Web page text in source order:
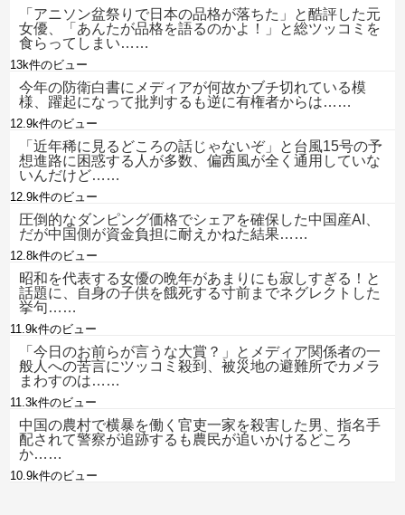
「アニソン盆祭りで日本の品格が落ちた」と酷評した元
女優、「あんたが品格を語るのかよ！」と総ツッコミを
食らってしまい……
13k件のビュー
今年の防衛白書にメディアが何故かブチ切れている模
様、躍起になって批判するも逆に有権者からは……
12.9k件のビュー
「近年稀に見るどころの話じゃないぞ」と台風15号の予
想進路に困惑する人が多数、偏西風が全く通用していな
いんだけど……
12.9k件のビュー
圧倒的なダンピング価格でシェアを確保した中国産AI、
だが中国側が資金負担に耐えかねた結果……
12.8k件のビュー
昭和を代表する女優の晩年があまりにも寂しすぎる！と
話題に、自身の子供を餓死する寸前までネグレクトした
挙句……
11.9k件のビュー
「今日のお前らが言うな大賞？」とメディア関係者の一
般人への苦言にツッコミ殺到、被災地の避難所でカメラ
まわすのは……
11.3k件のビュー
中国の農村で横暴を働く官吏一家を殺害した男、指名手
配されて警察が追跡するも農民が追いかけるどころ
か……
10.9k件のビュー